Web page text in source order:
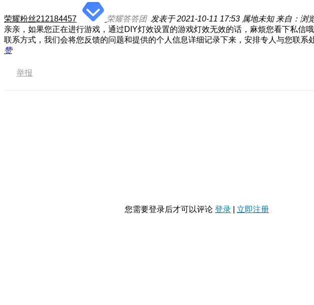
荣耀粉丝212184457 荣耀答答团 发表于 2021-10-11 17:53 属地未知 来自：浏
亲亲，如果您正在进行游戏，通过DIY灯效设置的游戏灯效无效的话，麻烦您看下私
联系方式，我们会将您反馈的问题和提供的个人信息详细记录下来，安排专人与您联系
赞
举报
您需要登录后才可以评论 登录 立即注册